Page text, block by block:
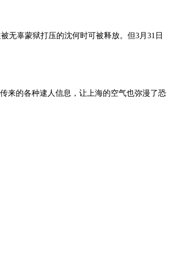
无辜蒙狱打压的沈何时可被释放。但3月31日
来的各种逮人信息，让上海的空气也弥漫了恐